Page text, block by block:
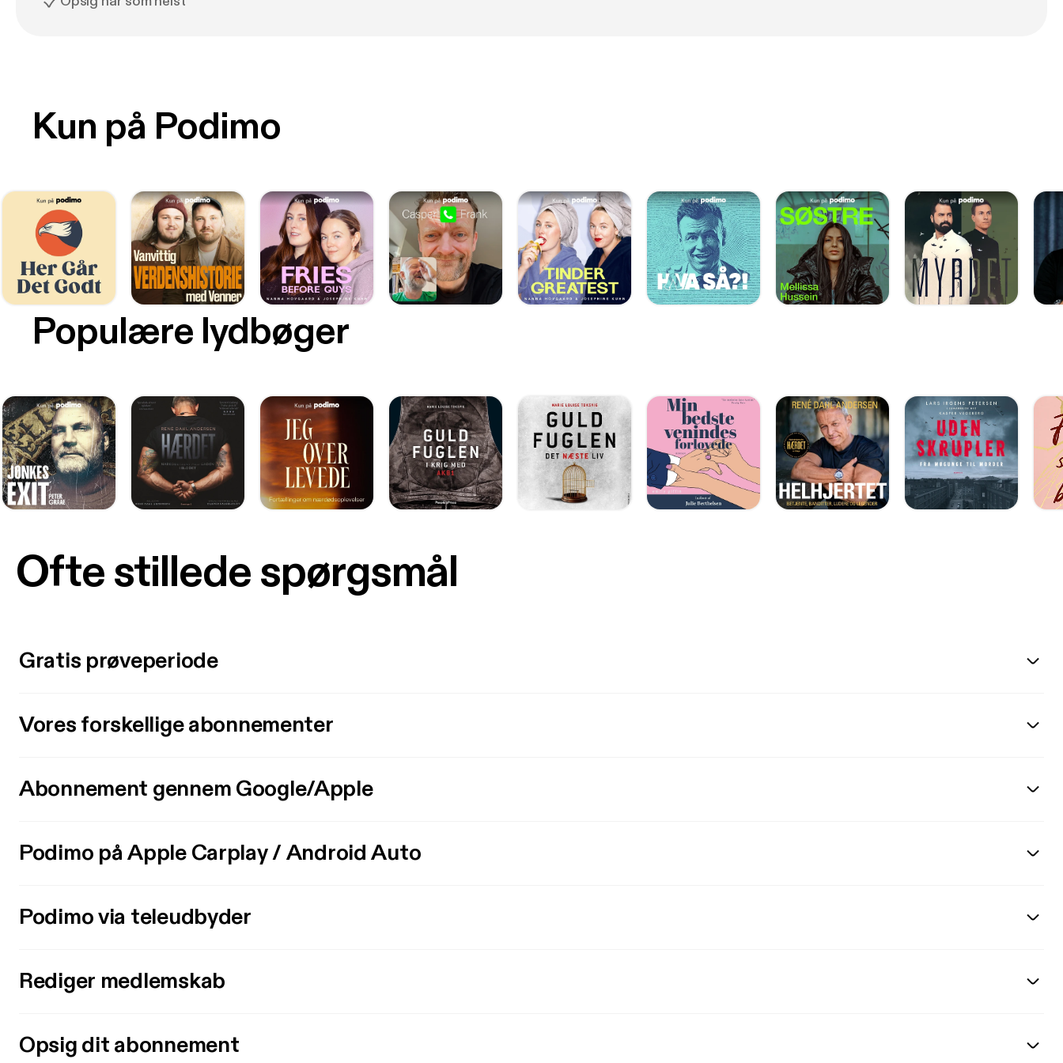
Kun på Podimo
Populære lydbøger
Ofte stillede spørgsmål
Gratis prøveperiode
Vores forskellige abonnementer
Abonnement gennem Google/Apple
Podimo på Apple Carplay / Android Auto
Podimo via teleudbyder
Rediger medlemskab
Opsig dit abonnement